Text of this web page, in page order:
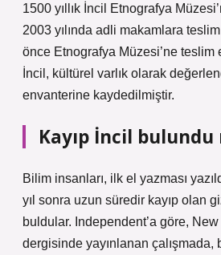
1500 yıllık İncil Etnografya
2003 yılında adli makamlara
önce Etnografya Müzesi’ne teslim
İncil, kültürel varlık olarak
envanterine kaydedilmiştir.
Kayıp İncil bulundu
Bilim insanları, ilk el yazması
yıl sonra uzun süredir kayıp olan
buldular. Independent’a göre,
dergisinde yayınlanan çalışmada,